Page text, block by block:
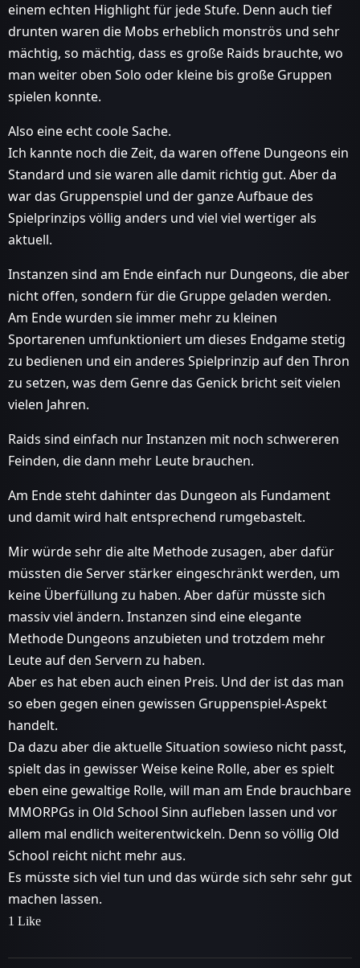
einem echten Highlight für jede Stufe. Denn auch tief
drunten waren die Mobs erheblich monströs und sehr
mächtig, so mächtig, dass es große Raids brauchte, wo
man weiter oben Solo oder kleine bis große Gruppen
spielen konnte.
Also eine echt coole Sache.
Ich kannte noch die Zeit, da waren offene Dungeons ein
Standard und sie waren alle damit richtig gut. Aber da
war das Gruppenspiel und der ganze Aufbaue des
Spielprinzips völlig anders und viel viel wertiger als
aktuell.
Instanzen sind am Ende einfach nur Dungeons, die aber
nicht offen, sondern für die Gruppe geladen werden.
Am Ende wurden sie immer mehr zu kleinen
Sportarenen umfunktioniert um dieses Endgame stetig
zu bedienen und ein anderes Spielprinzip auf den Thron
zu setzen, was dem Genre das Genick bricht seit vielen
vielen Jahren.
Raids sind einfach nur Instanzen mit noch schwereren
Feinden, die dann mehr Leute brauchen.
Am Ende steht dahinter das Dungeon als Fundament
und damit wird halt entsprechend rumgebastelt.
Mir würde sehr die alte Methode zusagen, aber dafür
müssten die Server stärker eingeschränkt werden, um
keine Überfüllung zu haben. Aber dafür müsste sich
massiv viel ändern. Instanzen sind eine elegante
Methode Dungeons anzubieten und trotzdem mehr
Leute auf den Servern zu haben.
Aber es hat eben auch einen Preis. Und der ist das man
so eben gegen einen gewissen Gruppenspiel-Aspekt
handelt.
Da dazu aber die aktuelle Situation sowieso nicht passt,
spielt das in gewisser Weise keine Rolle, aber es spielt
eben eine gewaltige Rolle, will man am Ende brauchbare
MMORPGs in Old School Sinn aufleben lassen und vor
allem mal endlich weiterentwickeln. Denn so völlig Old
School reicht nicht mehr aus.
Es müsste sich viel tun und das würde sich sehr sehr gut
machen lassen.
1 Like